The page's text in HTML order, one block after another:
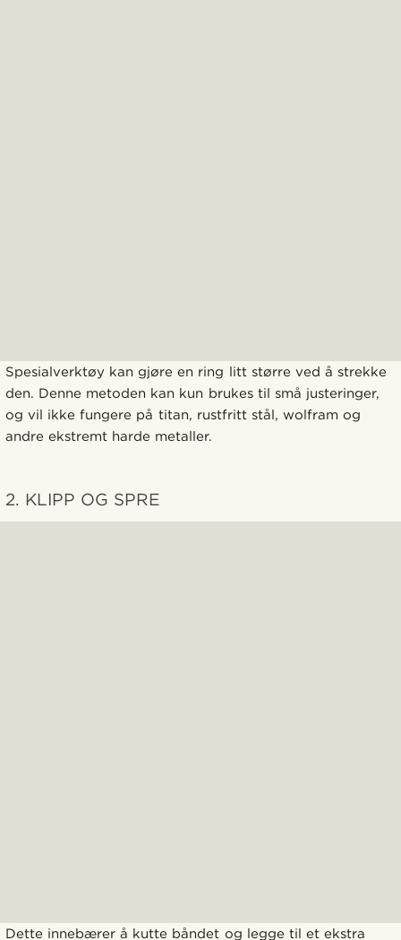
Spesialverktøy kan gjøre en ring litt større ved å strekke
den. Denne metoden kan kun brukes til små justeringer,
og vil ikke fungere på titan, rustfritt stål, wolfram og
andre ekstremt harde metaller.
2. KLIPP OG SPRE
Dette innebærer å kutte båndet og legge til et ekstra